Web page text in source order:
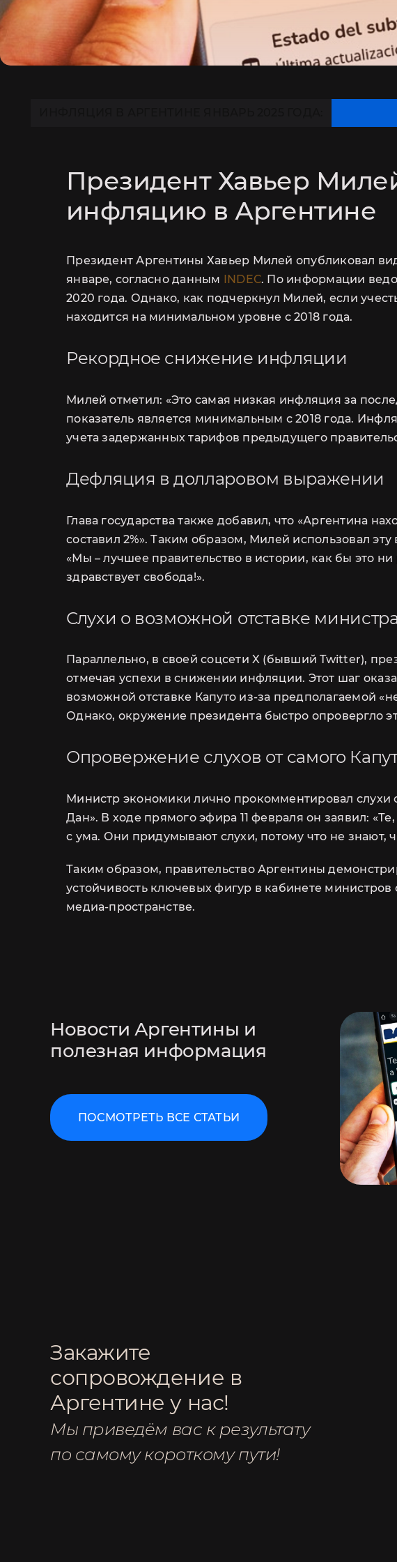
Президент Хавьер
инфляцию в Аргентине
Президент Аргентины Хавьер Милей опубликовал
январе, согласно данным INDEC. По информации
2020 года. Однако, как подчеркнул Милей, если
находится на минимальном уровне с 2018 года.
Рекордное снижение инфляции
Милей отметил: «Это самая низкая инфляция за
показатель является минимальным с 2018 года.
учета задержанных тарифов предыдущего
Дефляция в долларовом выражении
Глава государства также добавил, что «Аргентина
составил 2%». Таким образом, Милей использовал
«Мы – лучшее правительство в истории, как бы это
здравствует свобода!».
Слухи о возможной отставке
Параллельно, в своей соцсети X (бывший Twitter),
отмечая успехи в снижении инфляции. Этот шаг
возможной отставке Капуто из-за предполагаемой
Однако, окружение президента быстро опровергло
Опровержение слухов от самого
Министр экономики лично прокомментировал слухи
Дан». В ходе прямого эфира 11 февраля он заявил:
с ума. Они придумывают слухи, потому что не знают,
Таким образом, правительство Аргентины
устойчивость ключевых фигур в кабинете
медиа-пространстве.
Новости Аргентины и
полезная информация
ПОСМОТРЕТЬ ВСЕ СТАТЬИ
Сертификат Domicilio —
как получить быстро
Закажите
сопровождение в
Аргентине у нас!
Мы приведём вас к результату
по самому короткому пути!
НА